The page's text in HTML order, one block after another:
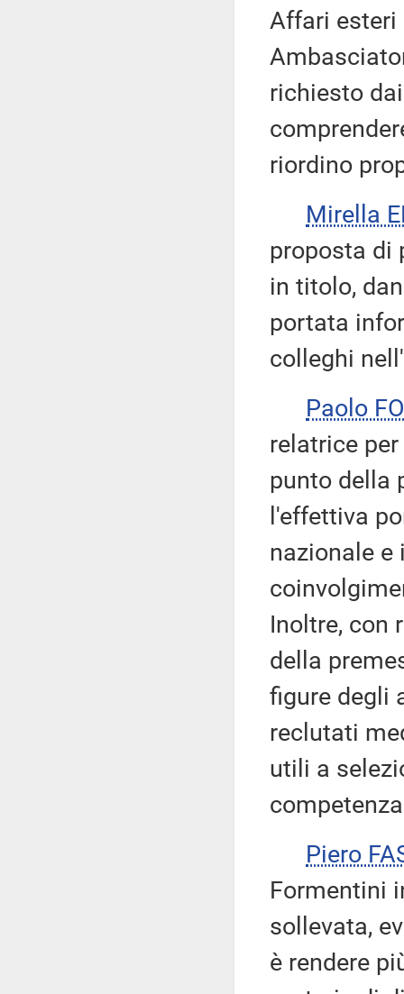
Affari esteri
richiesto
riordino
Mirella
proposta di
in titolo,
portata
colleghi
Paolo
relatrice
punto della
l'effettiva
nazionale e
Inoltre, con
della
figure degli
reclutati
utili a
Piero
Formentini
sollevata,
è rendere